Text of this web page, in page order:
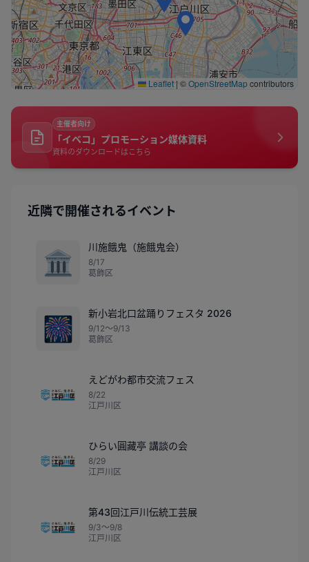
Leaflet | ©OpenStreetMapcontributors
主催者向け
「イベコ」プロモーション媒体資料
資料のダウンロードはこちら
近隣で開催されるイベント
🏛️
川施餓鬼（施餓鬼会）
8/17
葛飾区
🎆
新小岩北口盆踊りフェスタ 2026
9/12〜9/13
葛飾区
えどがわ都市交流フェス
8/22
江戸川区
ひらい圓藏亭 講談の会
8/29
江戸川区
第43回江戸川伝統工芸展
9/3〜9/8
江戸川区